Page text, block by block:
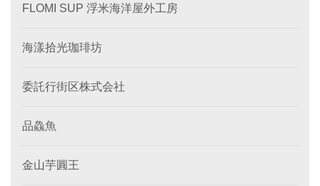
FLOMI SUP 浮米海洋屋外工房
海漾拾光珈琲坊
委託行街区株式会社
品鱻魚
金山芋圓王